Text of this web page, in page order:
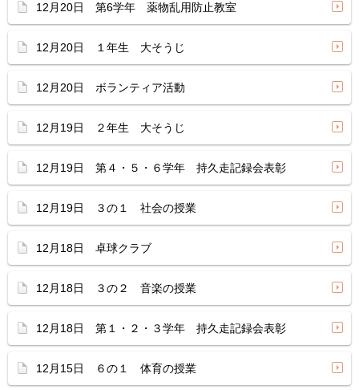
12月20日 第6学年 薬物乱用防止教室
12月20日 １年生 大そうじ
12月20日 ボランティア活動
12月19日 ２年生 大そうじ
12月19日 第４・５・６学年 持久走記録会表彰
12月19日 ３の１ 社会の授業
12月18日 卓球クラブ
12月18日 ３の２ 音楽の授業
12月18日 第１・２・３学年 持久走記録会表彰
12月15日 ６の１ 体育の授業